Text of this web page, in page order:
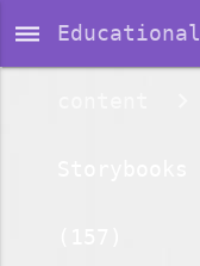
dehaze Educational